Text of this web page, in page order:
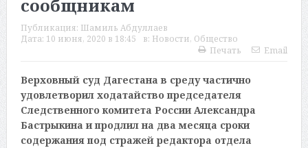
сообщникам
Публикация: Шамиль Абдуллаев
Дата: 10 июня, 2020 в 18:45 в: Новости, Общество
Печать
Email
Верховный суд Дагестана в среду частично
удовлетворил ходатайство председателя
Следственного комитета России Александра
Бастрыкина и продлил на два месяца сроки
содержания под стражей редактора отдела